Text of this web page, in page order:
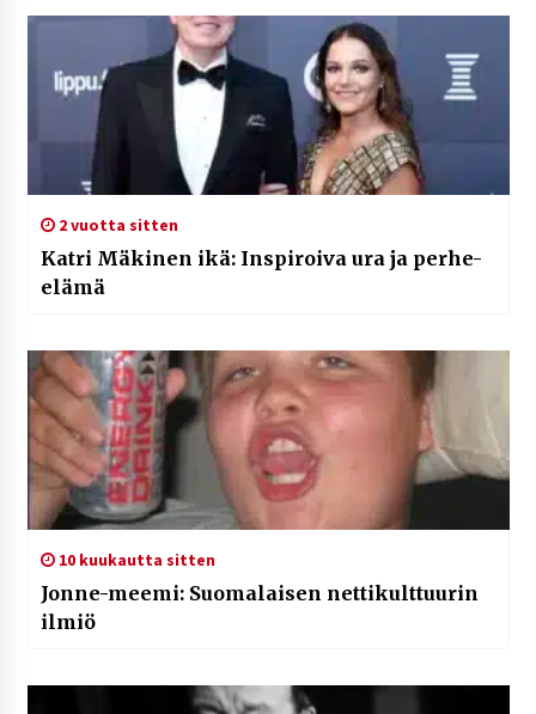
2 vuotta sitten
Katri Mäkinen ikä: Inspiroiva ura ja perhe-
elämä
10 kuukautta sitten
Jonne-meemi: Suomalaisen nettikulttuurin
ilmiö